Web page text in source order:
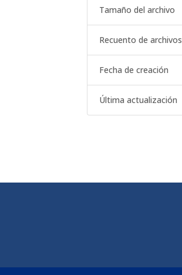
Tamaño del archivo
Recuento de archivos
Fecha de creación
Última actualización